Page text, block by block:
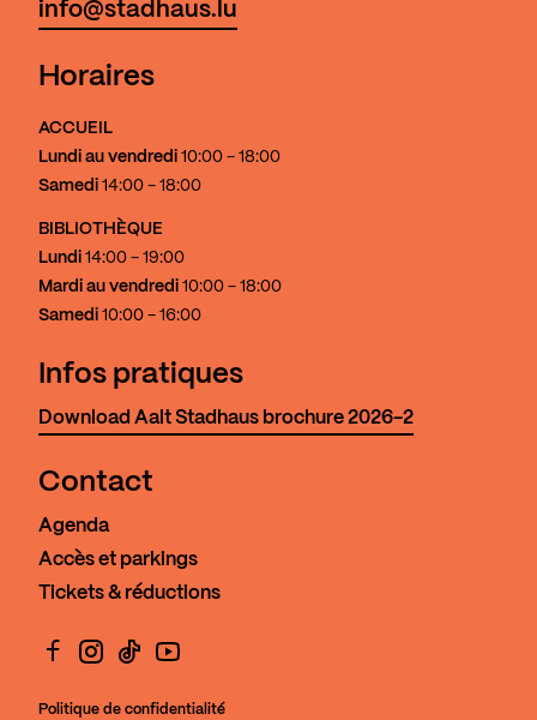
info@stadhaus.lu
Horaires
ACCUEIL
Lundi au vendredi 10:00 - 18:00
Samedi 14:00 - 18:00
BIBLIOTHÈQUE
Lundi 14:00 - 19:00
Mardi au vendredi 10:00 - 18:00
Samedi 10:00 - 16:00
Infos pratiques
Download Aalt Stadhaus brochure 2026-2
Contact
Agenda
Accès et parkings
Tickets & réductions
Politique de confidentialité